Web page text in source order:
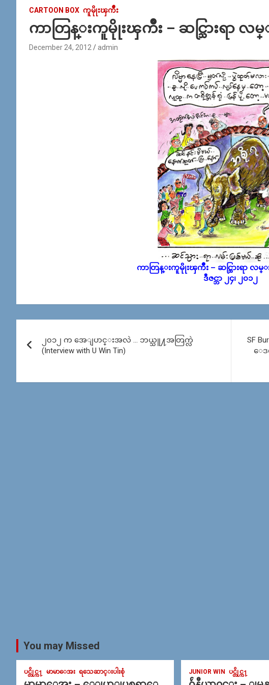
CARTOON BOX ကူမိုုးၾကိဳး
ကာတြန္းကူမိုုးၾကိဳး – ဆင္သြားရာ လ
December 24, 2012 admin
ကာတြန္းကူမိုုးၾကိဳး – ဆင္သြားရာ လ
ဒီဇင္ဘာ ၂၄၊ ၂၀၁၂
navigation
၂၀၁၂ က အေျပာင္းအလဲ … ဘယ္သူ႔အတြက္လဲ
(Interview with U Win Tin)
SF
ေဒ
You may Missed
ပင္တိုင္က႑ မာမာေအး ရသေဆာင္းပါးစုံ JUNIOR WIN ပင္တိုင္က႑